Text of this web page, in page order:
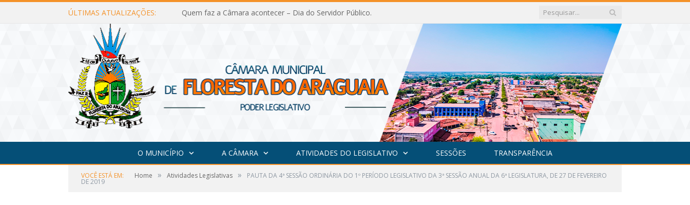
ÚLTIMAS ATUALIZAÇÕES: Quem faz a Câmara acontecer – Dia do Servidor Público.
O MUNICÍPIO A CÂMARA ATIVIDADES DO LEGISLATIVO SESSÕES TRANSPARÊNCIA
VOCÊ ESTÁ EM: Home » Atividades Legislativas » PAUTA DA 4ª SESSÃO ORDINÁRIA DO 1º PERÍODO LEGISLATIVO DA 3ª SESSÃO ANUAL DA 6ª LEGISLATURA, DE 27 DE FEVEREIRO
DE 2019